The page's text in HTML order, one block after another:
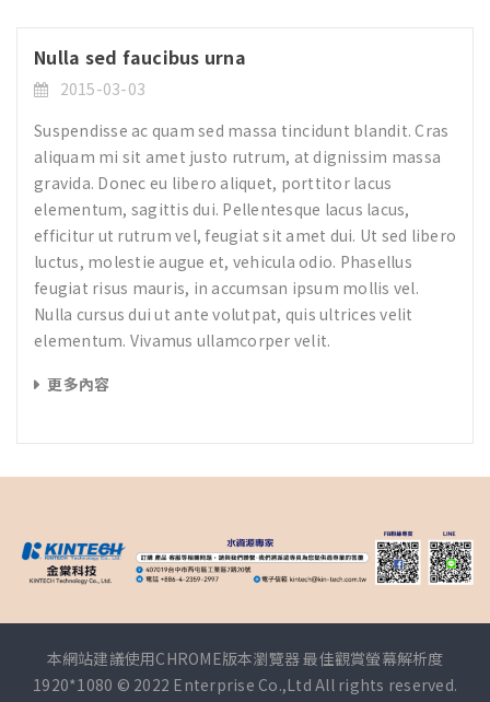
Nulla sed faucibus urna
2015-03-03
Suspendisse ac quam sed massa tincidunt blandit. Cras
aliquam mi sit amet justo rutrum, at dignissim massa
gravida. Donec eu libero aliquet, porttitor lacus
elementum, sagittis dui. Pellentesque lacus lacus,
efficitur ut rutrum vel, feugiat sit amet dui. Ut sed libero
luctus, molestie augue et, vehicula odio. Phasellus
feugiat risus mauris, in accumsan ipsum mollis vel.
Nulla cursus dui ut ante volutpat, quis ultrices velit
elementum. Vivamus ullamcorper velit.
更多內容
本網站建議使用CHROME版本瀏覽器 最佳觀賞螢幕解析度
1920*1080 © 2022 Enterprise Co.,Ltd All rights reserved.